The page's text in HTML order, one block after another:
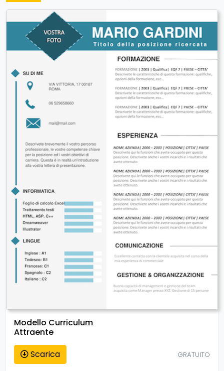
Modello Curriculum
Attraente
Scarica
GRATUITO